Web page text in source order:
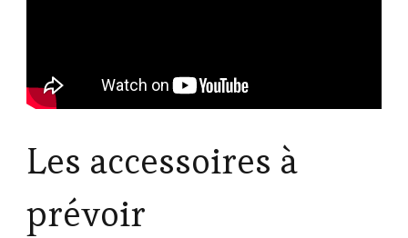
Les accessoires à
prévoir